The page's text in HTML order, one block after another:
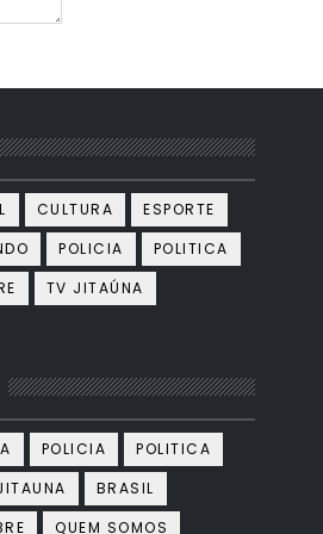
CULTURA
ESPORTE
POLICIA
POLITICA
TV JITAÚNA
POLICIA
POLITICA
BRASIL
QUEM SOMOS